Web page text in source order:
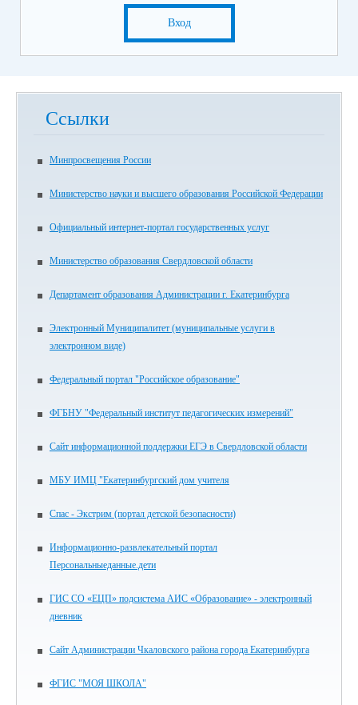
Вход
Ссылки
Минпросвещения России
Министерство науки и высшего образования Российской Федерации
Официальный интернет-портал государственных услуг
Министерство образования Свердловской области
Департамент образования Администрации г. Екатеринбурга
Электронный Муниципалитет (муниципальные услуги в
электронном виде)
Федеральный портал "Российское образование"
ФГБНУ "Федеральный институт педагогических измерений"
Сайт информационной поддержки ЕГЭ в Свердловской области
МБУ ИМЦ "Екатеринбургский дом учителя
Спас - Экстрим (портал детской безопасности)
Информационно-развлекательный портал
Персональныеданные.дети
ГИС СО «ЕЦП» подсистема АИС «Образование» - электронный
дневник
Сайт Администрации Чкаловского района города Екатеринбурга
ФГИС "МОЯ ШКОЛА"